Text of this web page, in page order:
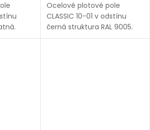
Ocelové plotové pole
CLASSIC 10-01 v odstínu
černá struktura RAL 9005.
Bezúdržbová ocel (žárový